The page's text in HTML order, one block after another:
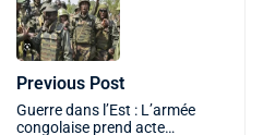
Previous Post
Guerre dans l’Est : L’armée
congolaise prend acte…